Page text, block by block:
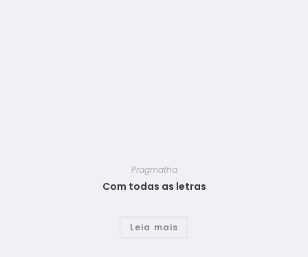
Pragmatha
Com todas as letras
Leia mais